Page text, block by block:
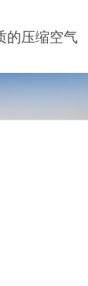
的压缩空气